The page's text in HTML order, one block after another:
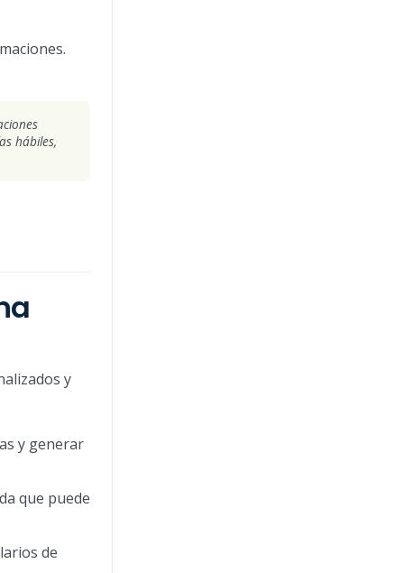
hábiles,
y
y generar
que puede
de